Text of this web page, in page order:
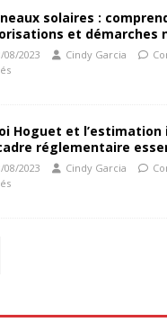
solaires :
et démarches
08/2023 Cindy Garcia
Hoguet et l’estimation
réglementaire
08/2023 Cindy Garcia